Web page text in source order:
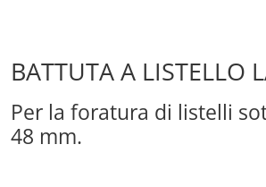
BATTUTA A LISTELLO
Per la foratura di listelli
48 mm.